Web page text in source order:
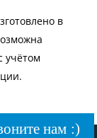
в
учётом
нам :)